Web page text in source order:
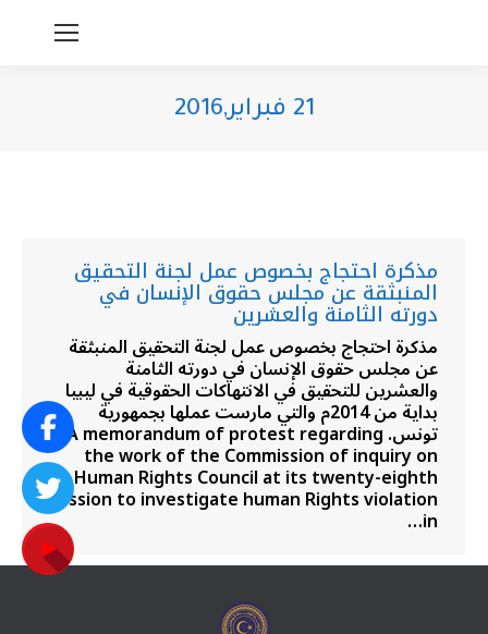
21 فبراير,2016
مذكرة احتجاج بخصوص عمل لجنة التحقيق
المنبثقة عن مجلس حقوق الإنسان في
دورته الثامنة والعشرين
مذكرة احتجاج بخصوص عمل لجنة التحقيق المنبثقة
عن مجلس حقوق الإنسان في دورته الثامنة
والعشرين للتحقيق في الانتهاكات الحقوقية في ليبيا
بداية من 2014م والتي مارست عملها بجمهورية
تونس. A memorandum of protest regarding
the work of the Commission of inquiry on
Human Rights Council at its twenty-eighth
session to investigate human Rights violation
in…